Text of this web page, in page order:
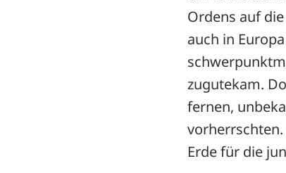
Ordens auf
auch in
zugutekam.
fernen,
vorherrschten.
Erde für die